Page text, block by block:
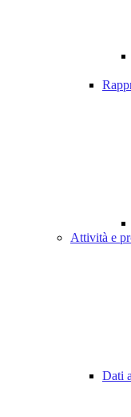
Attività e
Dati